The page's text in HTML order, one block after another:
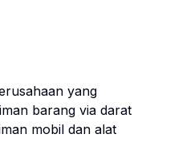
yang
barang via darat
mobil dan alat